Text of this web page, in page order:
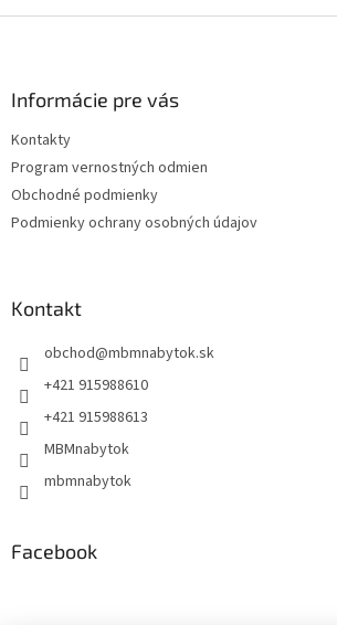
Informácie pre vás
Kontakty
Program vernostných odmien
Obchodné podmienky
Podmienky ochrany osobných údajov
Kontakt
obchod@mbmnabytok.sk
+421 915988610
+421 915988613
MBMnabytok
mbmnabytok
Facebook